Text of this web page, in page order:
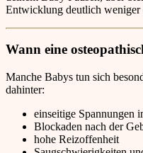
Entwicklung deutlich weniger
Wann eine
Manche Babys tun sich
dahinter:
einseitige Spannungen
Blockaden nach der
hohe Reizoffenheit